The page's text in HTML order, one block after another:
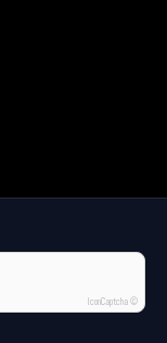
IconCaptcha ©